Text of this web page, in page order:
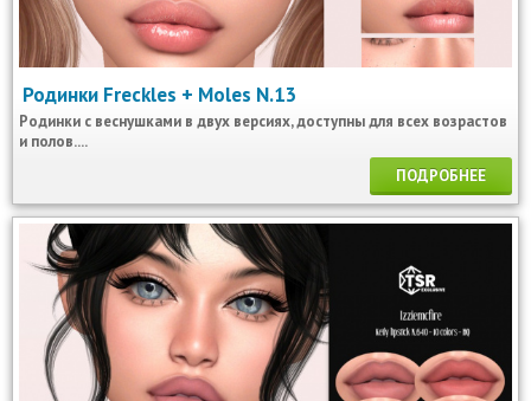
Родинки Freckles + Moles N.13
Родинки с веснушками в двух версиях, доступны для всех возрастов
и полов....
ПОДРОБНЕЕ